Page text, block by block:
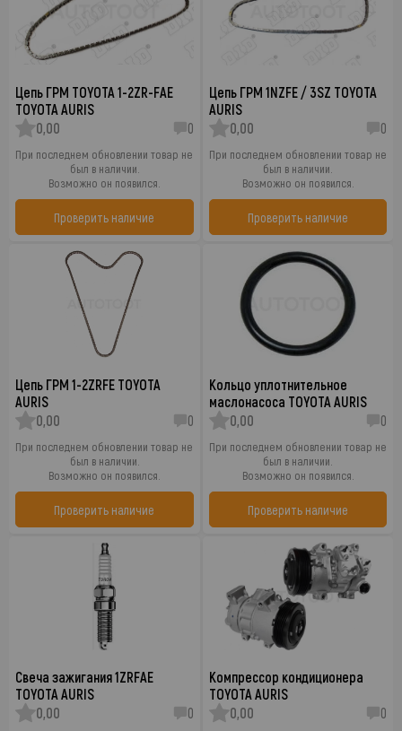
Цепь ГРМ TOYOTA 1-2ZR-FAE
TOYOTA AURIS
0,00
0
При последнем обновлении товар не
был в наличии.
Возможно он появился.
Проверить наличие
Цепь ГРМ 1NZFE / 3SZ TOYOTA
AURIS
0,00
0
При последнем обновлении товар не
был в наличии.
Возможно он появился.
Проверить наличие
Цепь ГРМ 1-2ZRFE TOYOTA
AURIS
0,00
0
При последнем обновлении товар не
был в наличии.
Возможно он появился.
Проверить наличие
Кольцо уплотнительное
маслонасоса TOYOTA AURIS
0,00
0
При последнем обновлении товар не
был в наличии.
Возможно он появился.
Проверить наличие
Свеча зажигания 1ZRFAE
TOYOTA AURIS
0,00
0
Компрессор кондиционера
TOYOTA AURIS
0,00
0